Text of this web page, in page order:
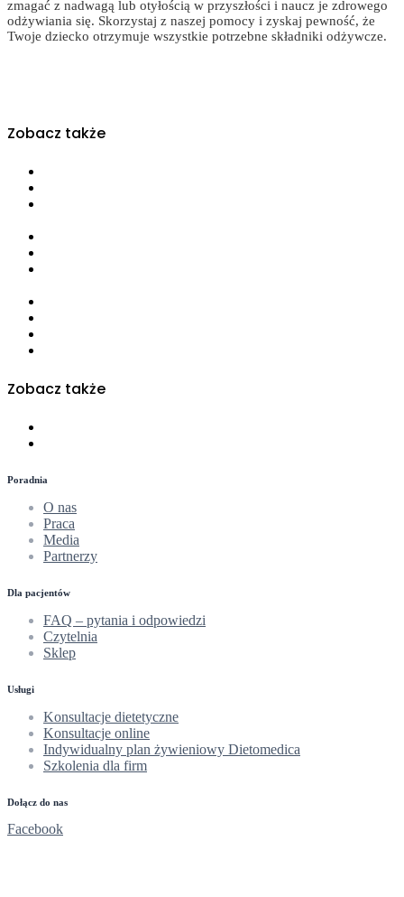
zmagać z nadwagą lub otyłością w przyszłości i naucz je zdrowego
odżywiania się. Skorzystaj z naszej pomocy i zyskaj pewność, że
Twoje dziecko otrzymuje wszystkie potrzebne składniki odżywcze.
Zobacz także
Zobacz także
Poradnia
O nas
Praca
Media
Partnerzy
Dla pacjentów
FAQ – pytania i odpowiedzi
Czytelnia
Sklep
Usługi
Konsultacje dietetyczne
Konsultacje online
Indywidualny plan żywieniowy Dietomedica
Szkolenia dla firm
Dołącz do nas
Facebook